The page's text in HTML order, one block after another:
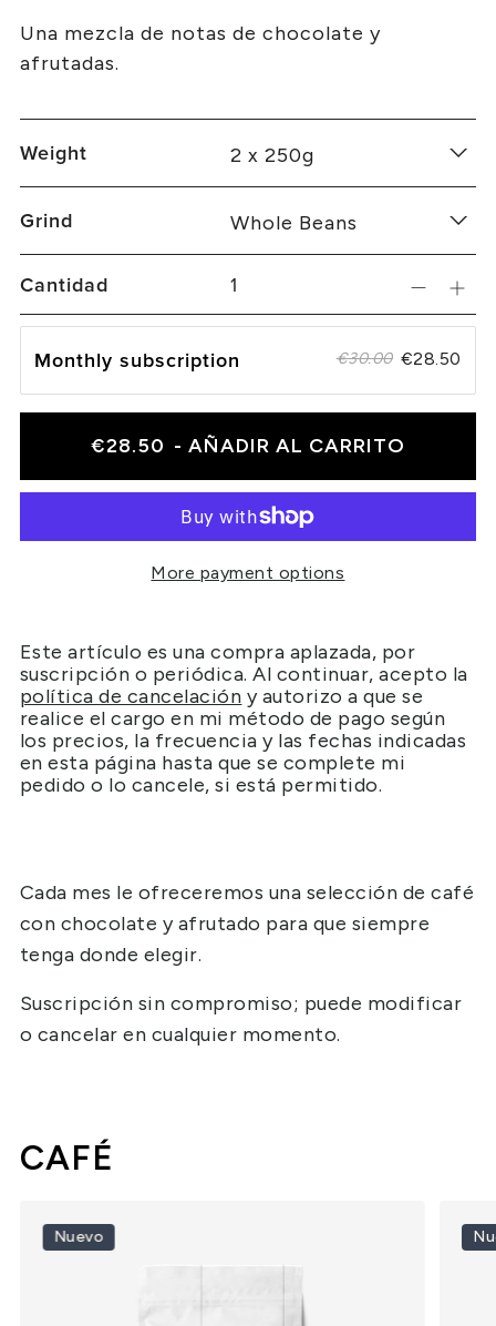
Una mezcla de notas de chocolate y
afrutadas.
Weight
Grind
Cantidad
Monthly subscription €30.00 €28.50
€28.50 - AÑADIR AL CARRITO
More payment options
Este artículo es una compra aplazada, por
suscripción o periódica. Al continuar, acepto la
política de cancelación y autorizo a que se
realice el cargo en mi método de pago según
los precios, la frecuencia y las fechas indicadas
en esta página hasta que se complete mi
pedido o lo cancele, si está permitido.
Cada mes le ofreceremos una selección de café
con chocolate y afrutado para que siempre
tenga donde elegir.
Suscripción sin compromiso; puede modificar
o cancelar en cualquier momento.
CAFÉ
Nuevo